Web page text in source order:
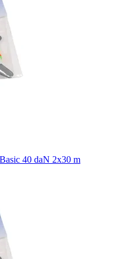
40 daN 2x30 m